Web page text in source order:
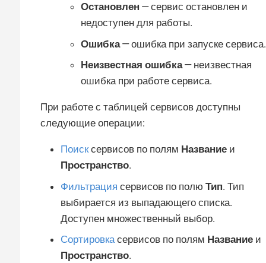
Остановлен — сервис остановлен и
недоступен для работы.
Ошибка— ошибка при запуске сервиса.
Неизвестная ошибка— неизвестная
ошибка при работе сервиса.
При работе с таблицей сервисов доступны
следующие операции:
Поисксервисов по полям Название и
Пространство.
Фильтрация сервисов по полю Тип. Тип
выбирается из выпадающего списка.
Доступен множественный выбор.
Сортировкасервисов по полям Название и
Пространство.